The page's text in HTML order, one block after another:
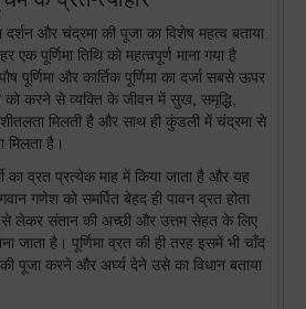
दर्शन और चंद्रमा की पूजा का विशेष महत्व बताया
पूर्णिमा तिथि को महत्वपूर्ण माना गया है
पूर्णिमा और कार्तिक पूर्णिमा का दर्जा सबसे ऊपर
को करने से व्यक्ति के जीवन में सुख, समृद्धि,
मिलती है और साथ ही कुंडली में चंद्रमा से
मिलता है।
का व्रत प्रत्येक माह में किया जाता है और यह
गणेश को समर्पित बेहद ही पावन व्रत होता
से लेकर संतान की अच्छी और उत्तम सेहत के लिए
जाता है। पूर्णिमा व्रत की ही तरह इसमें भी चाँद
पूजा करने और अर्घ्य देने उसे का विधान बताया